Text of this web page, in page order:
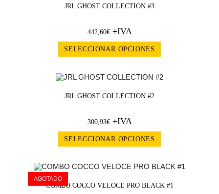
JRL GHOST COLLECTION #3
442,60€+IVA
SELECCIONAR OPCIONES
JRL GHOST COLLECTION #2
300,93€+IVA
SELECCIONAR OPCIONES
AGOTADO
COMBO COCCO VELOCE PRO BLACK #1